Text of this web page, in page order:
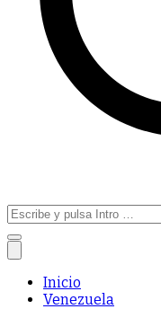
Buscar:
Inicio
Venezuela